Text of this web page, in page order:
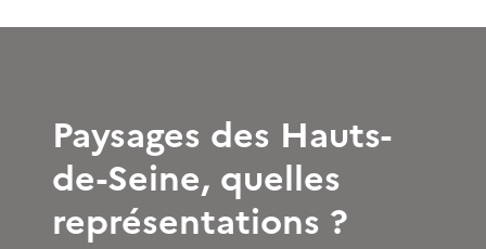
Paysages des Hauts-
de-Seine, quelles
représentations ?